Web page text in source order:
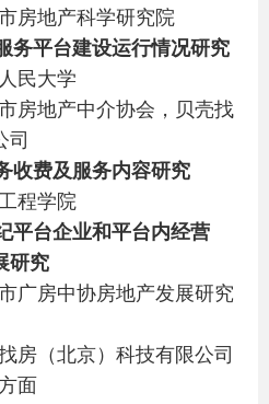
房地产科学研究院
务平台建设运行情况研究
民大学
房地产中介协会，贝壳找
司
收费及服务内容研究
程学院
平台企业和平台内经营
研究
广房中协房地产发展研究
房（北京）科技有限公司
面